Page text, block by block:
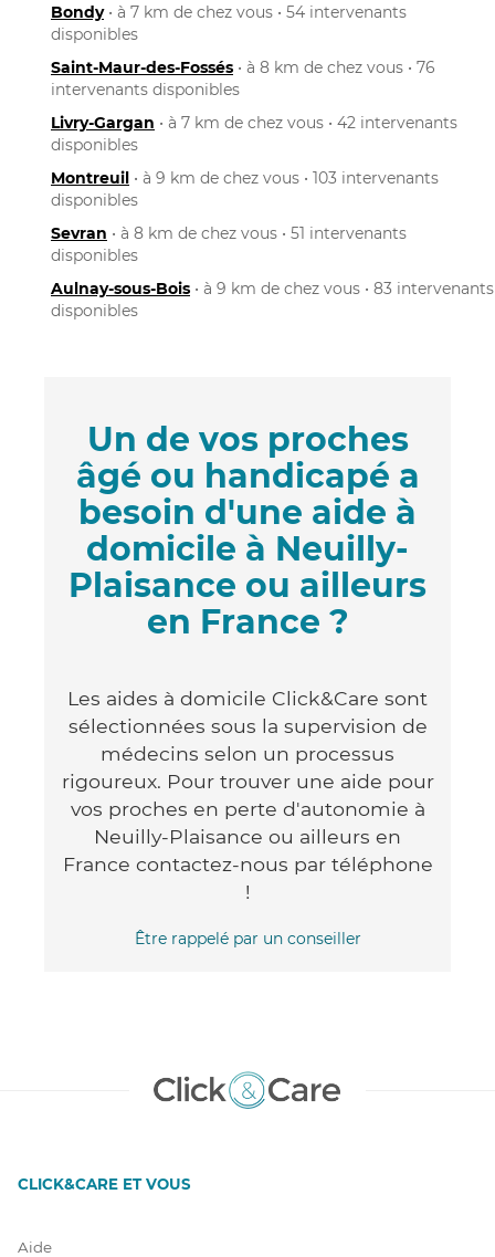
Bondy• à 7 km de chez vous • 54 intervenants
disponibles
Saint-Maur-des-Fossés • à 8 km de chez vous • 76
intervenants disponibles
Livry-Gargan • à 7 km de chez vous • 42 intervenants
disponibles
Montreuil • à 9 km de chez vous • 103 intervenants
disponibles
Sevran • à 8 km de chez vous • 51 intervenants
disponibles
Aulnay-sous-Bois • à 9 km de chez vous • 83 intervenants
disponibles
Un de vos proches
âgé ou handicapé a
besoin d'une aide à
domicile à Neuilly-
Plaisance ou ailleurs
en France ?
Les aides à domicile Click&Care sont
sélectionnées sous la supervision de
médecins selon un processus
rigoureux. Pour trouver une aide pour
vos proches en perte d'autonomie à
Neuilly-Plaisance ou ailleurs en
France contactez-nous par téléphone
!
Être rappelé par un conseiller
CLICK&CARE ET VOUS
Aide